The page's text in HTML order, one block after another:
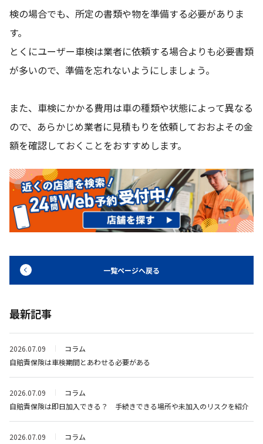
検の場合でも、所定の書類や物を準備する必要がありま
す。
とくにユーザー車検は業者に依頼する場合よりも必要書類
が多いので、準備を忘れないようにしましょう。
また、車検にかかる費用は車の種類や状態によって異なる
ので、あらかじめ業者に見積もりを依頼しておおよその金
額を確認しておくことをおすすめします。
一覧ページへ戻る
最新記事
2026.07.09
コラム
自賠責保険は車検期間とあわせる必要がある
2026.07.09
コラム
自賠責保険は即日加入できる？ 手続きできる場所や未加入のリスクを紹介
2026.07.09
コラム